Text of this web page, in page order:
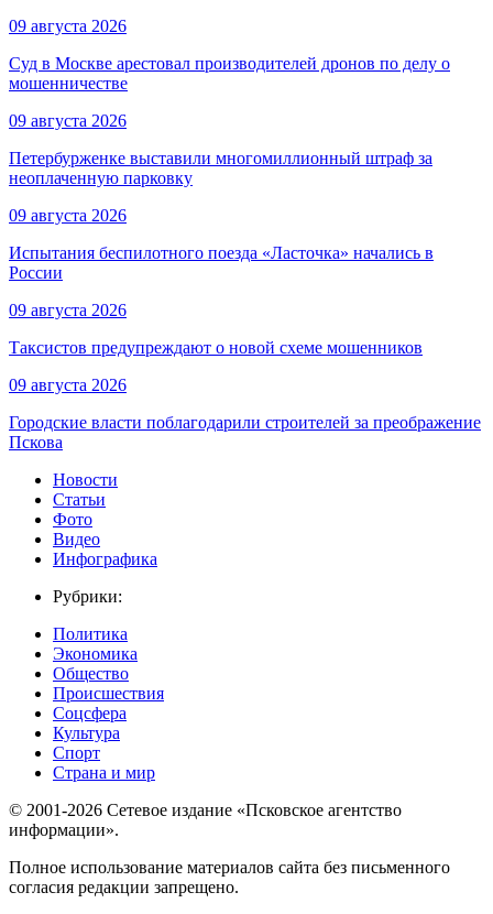
09 августа 2026
Суд в Москве арестовал производителей дронов по делу о
мошенничестве
09 августа 2026
Петербурженке выставили многомиллионный штраф за
неоплаченную парковку
09 августа 2026
Испытания беспилотного поезда «Ласточка» начались в
России
09 августа 2026
Таксистов предупреждают о новой схеме мошенников
09 августа 2026
Городские власти поблагодарили строителей за преображение
Пскова
Новости
Статьи
Фото
Видео
Инфографика
Рубрики:
Политика
Экономика
Общество
Происшествия
Соцсфера
Культура
Спорт
Страна и мир
© 2001-2026 Сетевое издание «Псковское агентство
информации».
Полное использование материалов сайта без письменного
согласия редакции запрещено.